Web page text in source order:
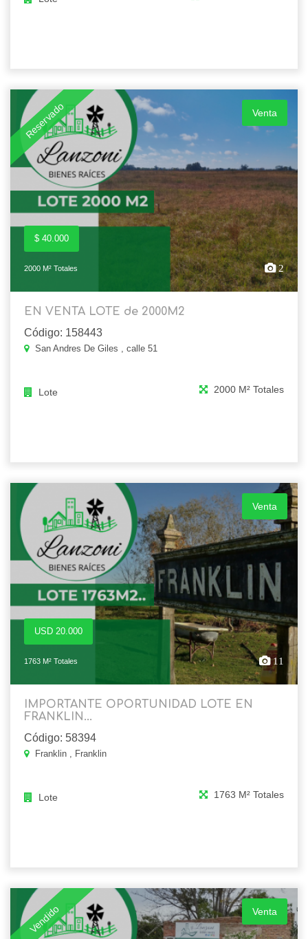
Reservado Venta
$ 40.000
2000 M² Totales 2
EN VENTA LOTE de 2000M2
Código: 158443
San Andres De Giles , calle 51
Lote 2000 M² Totales
Venta
USD 20.000
1763 M² Totales 11
IMPORTANTE OPORTUNIDAD LOTE EN
FRANKLIN...
Código: 58394
Franklin , Franklin
Lote 1763 M² Totales
Vendido Venta